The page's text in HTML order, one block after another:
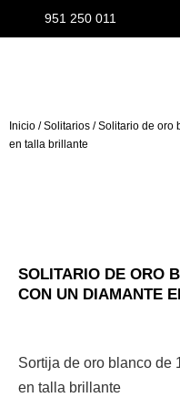
951 250 011
Inicio /Solitarios / Solitario de oro
en talla brillante
SOLITARIO DE ORO
CON UN DIAMANTE
Sortija de oro blanco de
en talla brillante